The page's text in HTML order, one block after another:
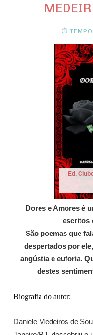
⏱ TEMPO
Ed.
Dores e Amores é
escritos
São poemas que
despertados por
angústia e euforia.
destes
Biografia do autor:
Daniele Medeiros de